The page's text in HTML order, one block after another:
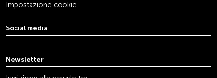
Impostazione cookie
Social media
Newsletter